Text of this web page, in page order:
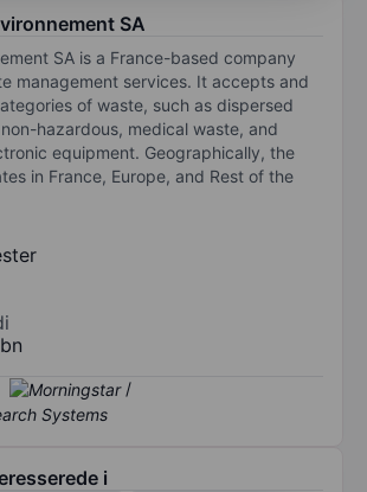
SA
SA is a France-based company
management services. It accepts and
of waste, such as dispersed
hazardous, medical waste, and
equipment. Geographically, the
in France, Europe, and Rest of the
/
i